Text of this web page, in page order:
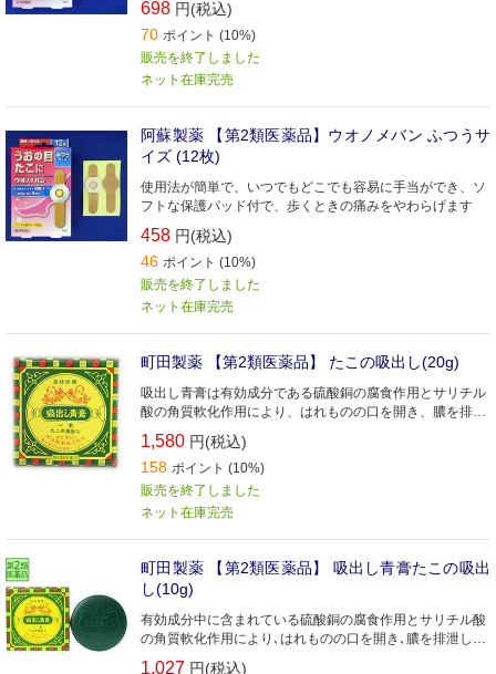
698 円(税込)
70 ポイント (10%)
販売を終了しました
ネット在庫完売
阿蘇製薬 【第2類医薬品】ウオノメバン ふつうサ
イズ (12枚)
使用法が簡単で、いつでもどこでも容易に手当ができ、ソ
フトな保護パッド付で、歩くときの痛みをやわらげます
458 円(税込)
46 ポイント (10%)
販売を終了しました
ネット在庫完売
町田製薬 【第2類医薬品】 たこの吸出し(20g)
吸出し青膏は有効成分である硫酸銅の腐食作用とサリチル
酸の角質軟化作用により、はれものの口を開き、膿を排泄
して患部を治します
1,580 円(税込)
158 ポイント (10%)
販売を終了しました
ネット在庫完売
町田製薬 【第2類医薬品】 吸出し青膏たこの吸出
し(10g)
有効成分中に含まれている硫酸銅の腐食作用とサリチル酸
の角質軟化作用により､はれものの口を開き､膿を排泄して
患部を治します｡
1,027 円(税込)